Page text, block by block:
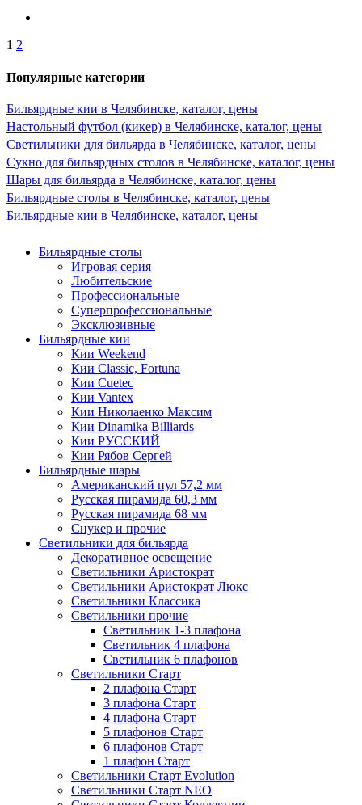
1 2
Популярные категории
Бильярдные кии в Челябинске, каталог, цены
Настольный футбол (кикер) в Челябинске, каталог, цены
Светильники для бильярда в Челябинске, каталог, цены
Сукно для бильярдных столов в Челябинске, каталог, цены
Шары для бильярда в Челябинске, каталог, цены
Бильярдные столы в Челябинске, каталог, цены
Бильярдные кии в Челябинске, каталог, цены
Бильярдные столы
Игровая серия
Любительские
Профессиональные
Суперпрофессиональные
Эксклюзивные
Бильярдные кии
Кии Weekend
Кии Classic, Fortuna
Кии Cuetec
Кии Vantex
Кии Николаенко Максим
Кии Dinamika Billiards
Кии РУССКИЙ
Кии Рябов Сергей
Бильярдные шары
Американский пул 57,2 мм
Русская пирамида 60,3 мм
Русская пирамида 68 мм
Снукер и прочие
Светильники для бильярда
Декоративное освещение
Светильники Аристократ
Светильники Аристократ Люкс
Светильники Классика
Светильники прочие
Светильник 1-3 плафона
Светильник 4 плафона
Светильник 6 плафонов
Светильники Старт
2 плафона Старт
3 плафона Старт
4 плафона Старт
5 плафонов Старт
6 плафонов Старт
1 плафон Старт
Светильники Старт Evolution
Светильники Старт NEO